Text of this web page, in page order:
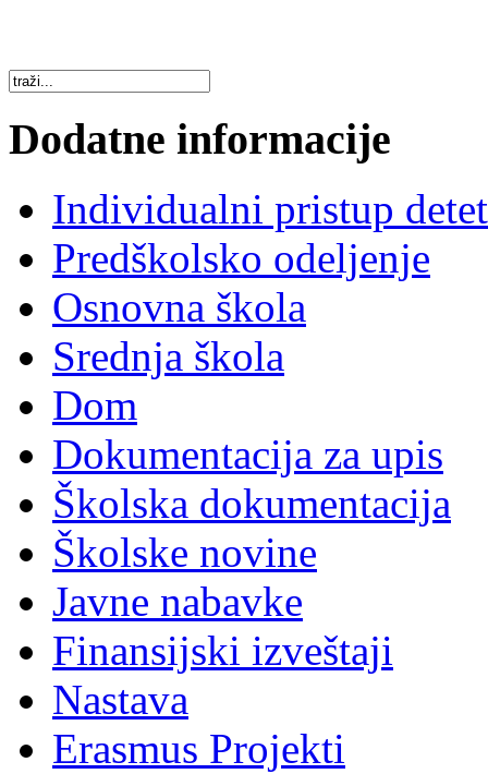
Dodatne informacije
Individualni pristup
Predškolsko odeljenje
Osnovna škola
Srednja škola
Dom
Dokumentacija za upis
Školska dokumentacija
Školske novine
Javne nabavke
Finansijski izveštaji
Nastava
Erasmus Projekti